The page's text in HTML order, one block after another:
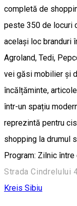
completă de
peste 350 de locuri
același loc branduri
Agroland, Tedi,
vei găsi mobilier și
încălțăminte,
într-un spațiu
reprezintă pentru
shopping la drumul
Program: Zilnic
Strada Cindrelului
Kreis Sibiu